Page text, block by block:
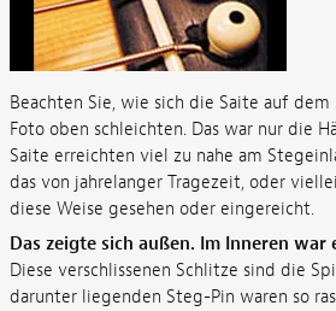
Beachten Sie, wie sich die Saite auf
Foto oben schleichten. Das war nur die
Saite erreichten viel zu nahe am
das von jahrelanger Tragezeit, oder
diese Weise gesehen oder eingereicht.
Das zeigte sich außen. Im Inneren war
Diese verschlissenen Schlitze sind die
darunter liegenden Steg-Pin waren so